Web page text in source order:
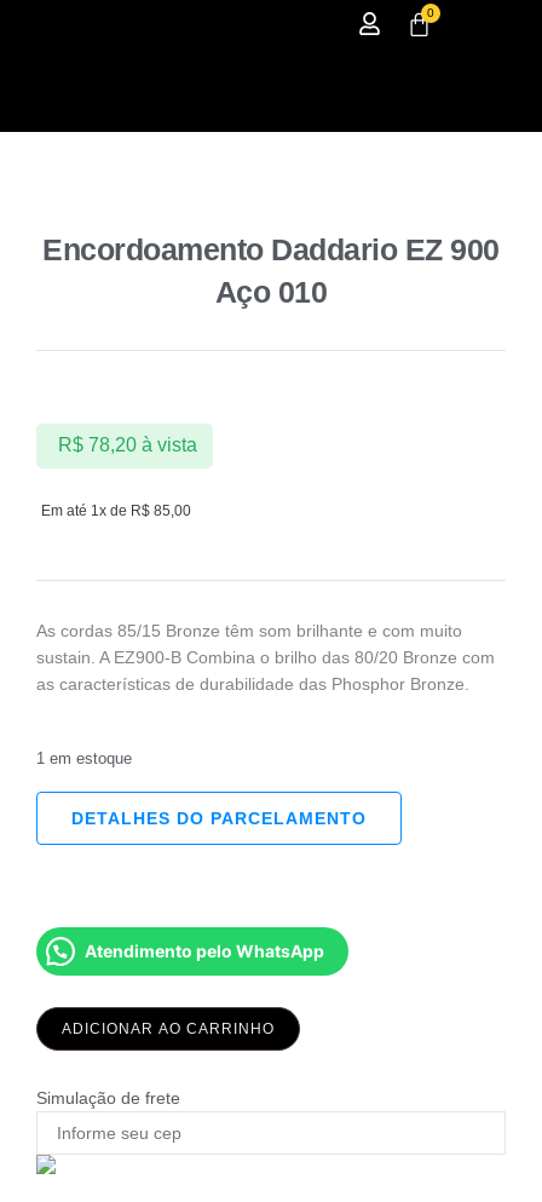
0
Encordoamento Daddario EZ 900
Aço 010
Em até 1x de R$ 85,00
R$78,20 à vista
As cordas 85/15 Bronze têm som brilhante e com muito
sustain. A EZ900-B Combina o brilho das 80/20 Bronze com
as características de durabilidade das Phosphor Bronze.
1 em estoque
DETALHES DO PARCELAMENTO
Atendimento pelo WhatsApp
ADICIONAR AO CARRINHO
Simulação de frete